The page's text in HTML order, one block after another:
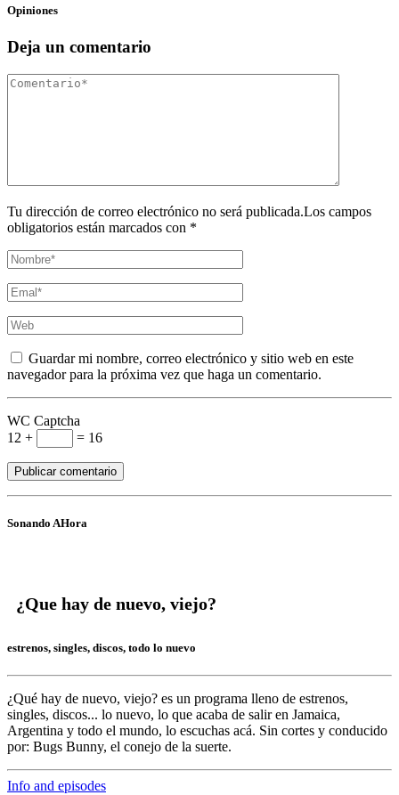
Opiniones
Deja un comentario
Tu dirección de correo electrónico no será publicada.Los campos
obligatorios están marcados con *
Guardar mi nombre, correo electrónico y sitio web en este
navegador para la próxima vez que haga un comentario.
WC Captcha
12 +
= 16
Sonando AHora
¿Que hay de nuevo, viejo?
estrenos, singles, discos, todo lo nuevo
¿Qué hay de nuevo, viejo? es un programa lleno de estrenos,
singles, discos... lo nuevo, lo que acaba de salir en Jamaica,
Argentina y todo el mundo, lo escuchas acá. Sin cortes y conducido
por: Bugs Bunny, el conejo de la suerte.
Info and episodes